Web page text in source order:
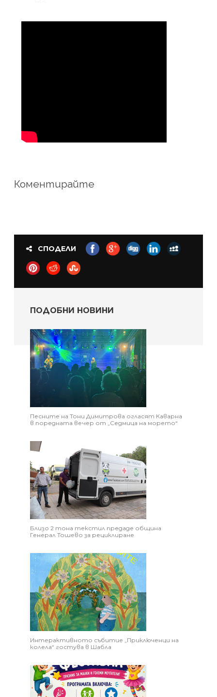
Коментирайте
СПОДЕЛИ
ПОДОБНИ НОВИНИ
Песните на Тони Димитрова огласят Каварна
в поредната вечер от „Седмица на морето“
Близо 2 тона текстил предаде община
Генерал Тошево за рециклиране
Интерактивното събитие „Приключенци на
колела“ гостува в Шабла